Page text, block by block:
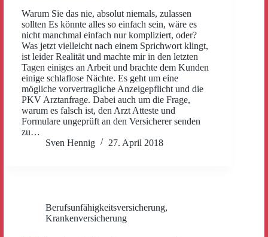
Warum Sie das nie, absolut niemals, zulassen
sollten Es könnte alles so einfach sein, wäre es
nicht manchmal einfach nur kompliziert, oder?
Was jetzt vielleicht nach einem Sprichwort klingt,
ist leider Realität und machte mir in den letzten
Tagen einiges an Arbeit und brachte dem Kunden
einige schlaflose Nächte. Es geht um eine
mögliche vorvertragliche Anzeigepflicht und die
PKV Arztanfrage. Dabei auch um die Frage,
warum es falsch ist, den Arzt Atteste und
Formulare ungeprüft an den Versicherer senden
zu…
Sven Hennig
27. April 2018
Berufsunfähigkeitsversicherung,
Krankenversicherung